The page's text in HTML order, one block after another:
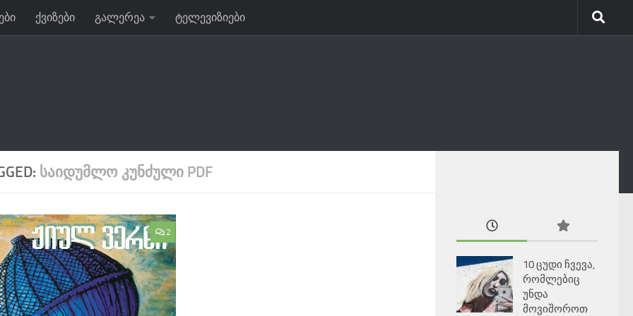
ქვიზები გალერეა ტელევიზიები
ᲡᲐᲘᲓᲣᲛᲚᲝ ᲙᲣᲜᲫᲣᲚᲘ PDF
2
10 ცუდი ჩვევა,
რომლებიც
უნდა
მოვიშოროთ